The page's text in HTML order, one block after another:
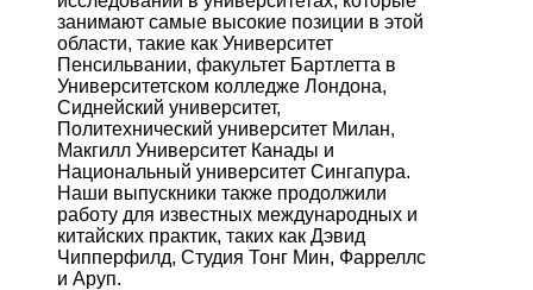
занимают самые высокие позиции в этой
области, такие как Университет
Пенсильвании, факультет Бартлетта в
Университетском колледже Лондона,
Сиднейский университет,
Политехнический университет Милан,
Макгилл Университет Канады и
Национальный университет Сингапура.
Наши выпускники также продолжили
работу для известных международных и
китайских практик, таких как Дэвид
Чипперфилд, Студия Тонг Мин, Фарреллс
и Аруп.